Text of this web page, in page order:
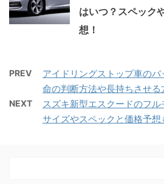
はいつ？スペック
想！
PREV
アイドリングストップ車の
命の判断方法や長持ちさせる
NEXT
スズキ新型エスクードのフ
サイズやスペックと価格予想